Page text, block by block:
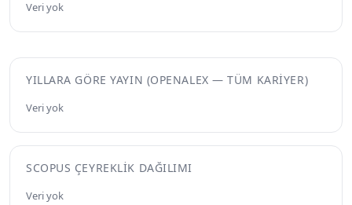
Veri yok
YILLARA GÖRE YAYIN (OPENALEX — TÜM KARIYER)
Veri yok
SCOPUS ÇEYREKLIK DAĞILIMI
Veri yok